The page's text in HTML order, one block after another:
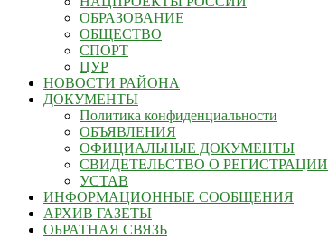
ОБРАЗОВАНИЕ
ОБЩЕСТВО
СПОРТ
ЦУР
НОВОСТИ РАЙОНА
ДОКУМЕНТЫ
Политика конфиденциальности
ОБЪЯВЛЕНИЯ
ОФИЦИАЛЬНЫЕ ДОКУМЕНТЫ
СВИДЕТЕЛЬСТВО О РЕГИСТРАЦИИ
УСТАВ
ИНФОРМАЦИОННЫЕ СООБЩЕНИЯ
АРХИВ ГАЗЕТЫ
ОБРАТНАЯ СВЯЗЬ